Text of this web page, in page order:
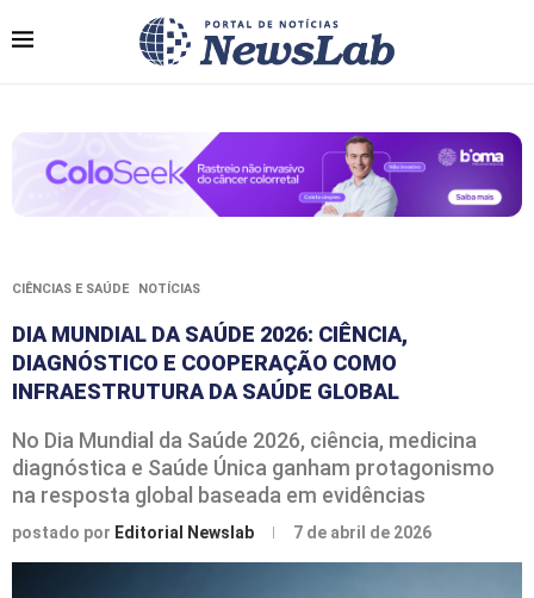
CIÊNCIAS E SAÚDE NOTÍCIAS
DIA MUNDIAL DA SAÚDE 2026: CIÊNCIA,
DIAGNÓSTICO E COOPERAÇÃO COMO
INFRAESTRUTURA DA SAÚDE GLOBAL
No Dia Mundial da Saúde 2026, ciência, medicina
diagnóstica e Saúde Única ganham protagonismo
na resposta global baseada em evidências
postado por Editorial Newslab 7 de abril de 2026